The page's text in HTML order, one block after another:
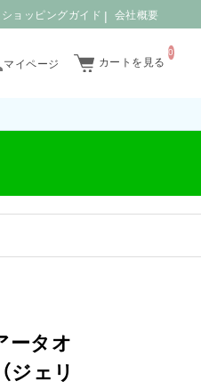
ショッピングガイド 会社概要
カートを見る
0
ータオ
ジェリ